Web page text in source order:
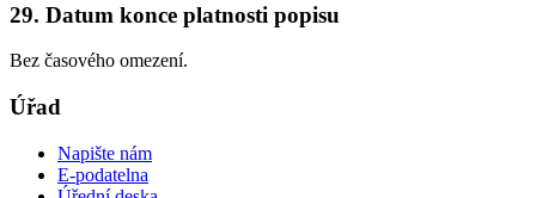
29. Datum konce platnosti popisu
Bez časového omezení.
Úřad
Napište nám
E-podatelna